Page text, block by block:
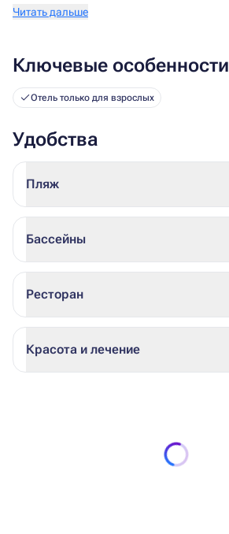
Читать дальше
Ключевые особенности
Отель только для взрослых
Удобства
Пляж
Бассейны
Ресторан
Красота и лечение